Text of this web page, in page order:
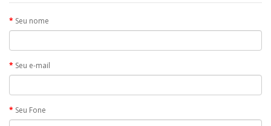
Seu nome
Seu e-mail
Seu Fone